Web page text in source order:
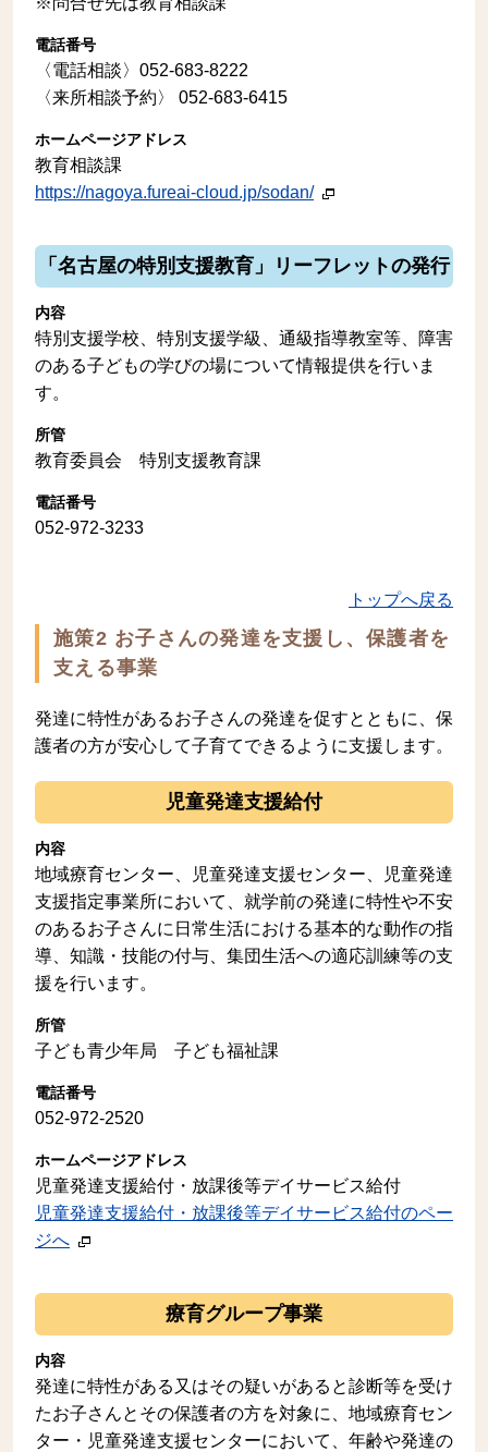
電話番号
〈電話相談〉052-683-8222
〈来所相談予約〉 052-683-6415
ホームページアドレス
教育相談課
https://nagoya.fureai-cloud.jp/sodan/
「名古屋の特別支援教育」リーフレットの発行
内容
特別支援学校、特別支援学級、通級指導教室等、障害
のある子どもの学びの場について情報提供を行いま
す。
所管
教育委員会 特別支援教育課
電話番号
052-972-3233
トップへ戻る
施策2 お子さんの発達を支援し、保護者を
支える事業
発達に特性があるお子さんの発達を促すとともに、保
護者の方が安心して子育てできるように支援します。
児童発達支援給付
内容
地域療育センター、児童発達支援センター、児童発達
支援指定事業所において、就学前の発達に特性や不安
のあるお子さんに日常生活における基本的な動作の指
導、知識・技能の付与、集団生活への適応訓練等の支
援を行います。
所管
子ども青少年局 子ども福祉課
電話番号
052-972-2520
ホームページアドレス
児童発達支援給付・放課後等デイサービス給付
児童発達支援給付・放課後等デイサービス給付のペー
ジへ
療育グループ事業
内容
発達に特性がある又はその疑いがあると診断等を受け
たお子さんとその保護者の方を対象に、地域療育セン
ター・児童発達支援センターにおいて、年齢や発達の